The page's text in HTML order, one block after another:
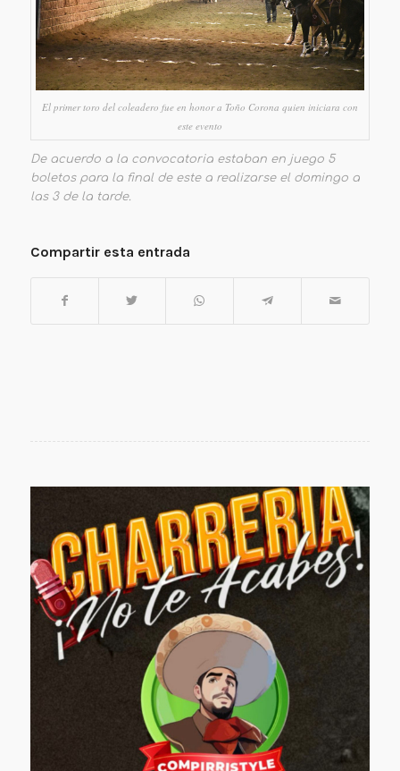
El primer toro del coleadero fue en honor a Toño Corona quien iniciara con
este evento
De acuerdo a la convocatoria estaban en juego 5
boletos para la final de este a realizarse el domingo a
las 3 de la tarde.
Compartir esta entrada